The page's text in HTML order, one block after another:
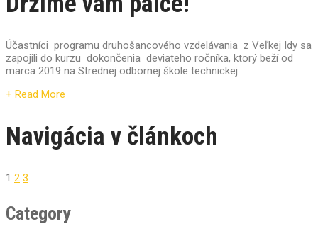
Účastníci programu druhošancového vzdelávania z Veľkej Idy sa
zapojili do kurzu dokončenia deviateho ročníka, ktorý beží od
marca 2019 na Strednej odbornej škole technickej
+ Read More
Navigácia v článkoch
1 2 3
Category